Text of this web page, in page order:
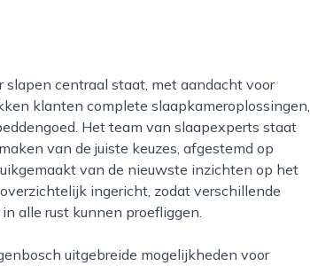
klanten complete slaapkameroplossingen,
Het team van slaapexperts staat
van de juiste keuzes, afgestemd op
van de nieuwste inzichten op het
ingericht, zodat verschillende
alle rust kunnen proefliggen.